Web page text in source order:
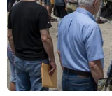
kiện cho những
COVID-19 được